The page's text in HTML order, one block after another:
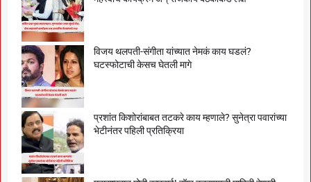
विजय थलपती-संगीता यांच्यात नेमकं काय घडलं?
घटस्फोटाची केसच घेतली मागे
प्रशांत किशोरांबाबत तटकरे काय म्हणाले? सुनेत्रा पवारांच्या
भेटीनंतर पहिली प्रतिक्रिया